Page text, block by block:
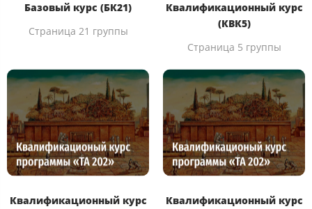
Базовый курс (БК21)
Страница 21 группы
Квалификационный курс
(КВК5)
Страница 5 группы
Квалификационный курс
Квалификационный курс